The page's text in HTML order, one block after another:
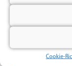
Cookie-